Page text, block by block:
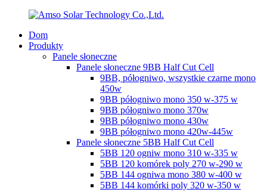
Dom
Produkty
Panele słoneczne
Panele słoneczne 9BB Half Cut Cell
9BB, półogniwo, wszystkie czarne mono
450w
9BB półogniwo mono 350 w-375 w
9BB półogniwo mono 370w
9BB półogniwo mono 430w
9BB półogniwo mono 420w-445w
Panele słoneczne 5BB Half Cut Cell
5BB 120 ogniw mono 310 w-335 w
5BB 120 komórek poly 270 w-290 w
5BB 144 ogniwa mono 380 w-400 w
5BB 144 komórki poly 320 w-350 w